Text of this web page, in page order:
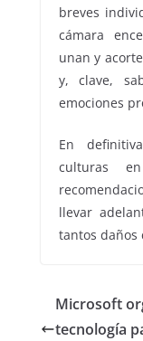
breves
cámara
unan y
y, clave,
emociones
En
culturas
llevar
tantos daños
Microsoft
tecnología